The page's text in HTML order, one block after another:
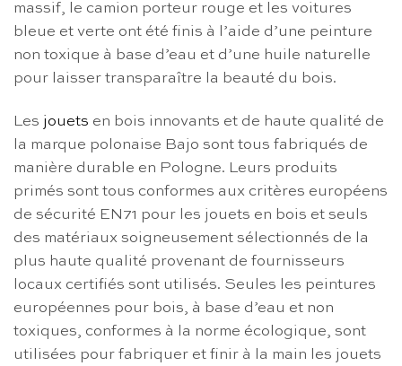
massif, le camion porteur rouge et les voitures
bleue et verte ont été finis à l’aide d’une peinture
non toxique à base d’eau et d’une huile naturelle
pour laisser transparaître la beauté du bois.
Les jouets en bois innovants et de haute qualité de
la marque polonaise Bajo sont tous fabriqués de
manière durable en Pologne. Leurs produits
primés sont tous conformes aux critères européens
de sécurité EN71 pour les jouets en bois et seuls
des matériaux soigneusement sélectionnés de la
plus haute qualité provenant de fournisseurs
locaux certifiés sont utilisés. Seules les peintures
européennes pour bois, à base d’eau et non
toxiques, conformes à la norme écologique, sont
utilisées pour fabriquer et finir à la main les jouets